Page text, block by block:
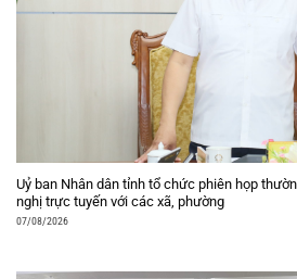
Uỷ ban Nhân dân tỉnh tổ chức phiên họp
nghị trực tuyến với các xã, phường
07/08/2026